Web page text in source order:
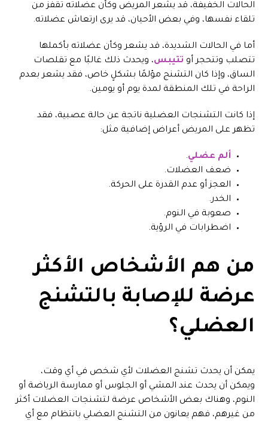
الحالات الخفيفة، قد يشعر المريض وكأن عضلاته تقفز من
تلقاء نفسها، وفي بعض الأحيان، قد يرى ارتعاش عضلاته.
أما في الحالات الشديدة، قد يشعر وكأن عضلاته بأكملها
تتصلب وتتحجر أو تتيبس، ويحدث ذلك غالبًا مع تقلصات
الساق، وإذا كان التشنج مؤلمًا بشكلٍ خاص، فقد يشعر بعدم
الراحة في تلك المنطقة لمدة يوم أو يومين.
إذا كانت التشنجات العضلية ناتجة عن حالة عصبية، فقد
تظهر على المريض أعراض إضافية مثل:
ألم عضلي.
ضعف العضلات.
العجز أو عدم القدرة على الحركة.
الخدر.
صعوبة في النوم.
اضطرابات في الرؤية.
من هم الأشخاص الأكثر
عرضة للإصابة بالتشنج
العضلي؟
يمكن أن يحدث تشنج العضلات لأي شخص في أي وقت،
ويمكن أن يحدث عند المشي أو الجلوس أو ممارسة الرياضة أو
النوم، وهناك بعض الأشخاص عرضة لتشنجات العضلات أكثر
من غيرهم، فهم يعانون من التشنج العضلي بانتظام مع أي